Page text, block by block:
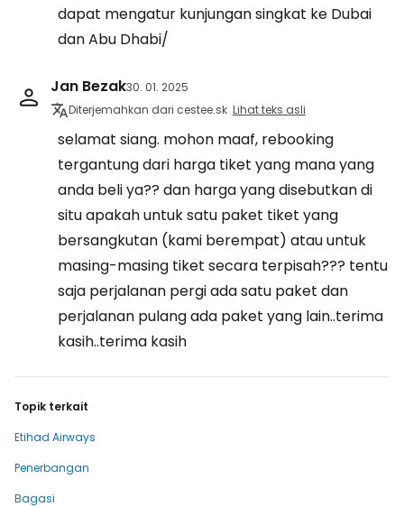
dapat mengatur kunjungan singkat ke Dubai
dan Abu Dhabi/
Jan Bezak30. 01. 2025
Diterjemahkan dari cestee.sk Lihat teks asli
selamat siang. mohon maaf, rebooking
tergantung dari harga tiket yang mana yang
anda beli ya?? dan harga yang disebutkan di
situ apakah untuk satu paket tiket yang
bersangkutan (kami berempat) atau untuk
masing-masing tiket secara terpisah??? tentu
saja perjalanan pergi ada satu paket dan
perjalanan pulang ada paket yang lain..terima
kasih..terima kasih
Topik terkait
Etihad Airways
Penerbangan
Bagasi